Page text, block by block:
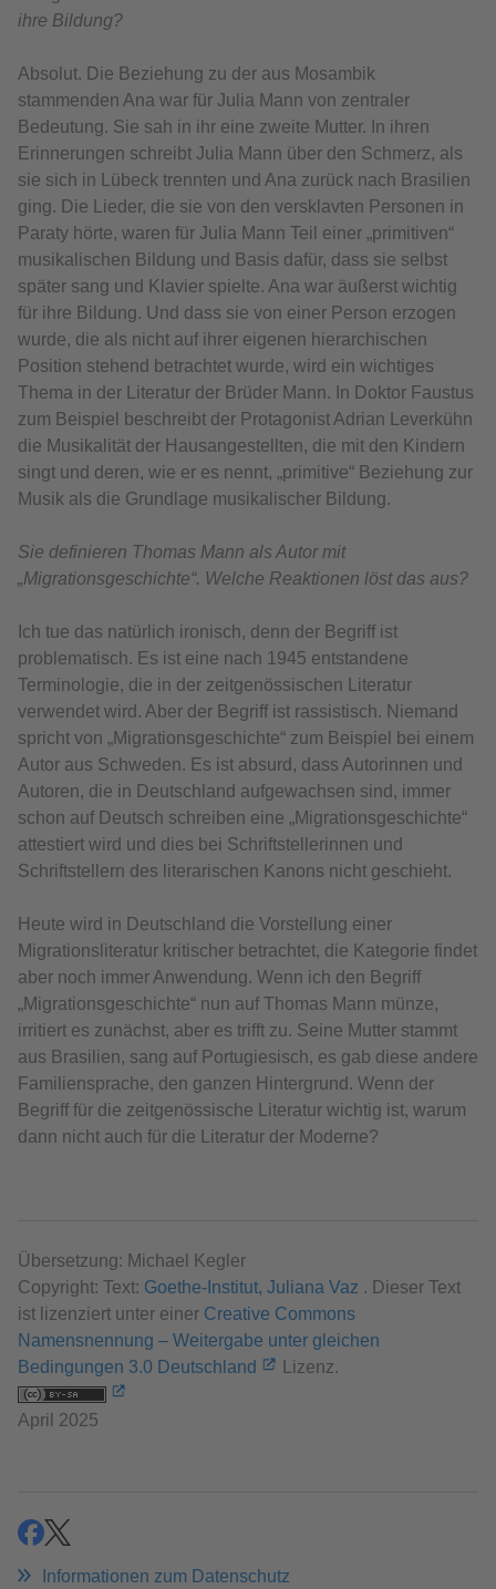
ihre Bildung?
Absolut. Die Beziehung zu der aus Mosambik
stammenden Ana war für Julia Mann von zentraler
Bedeutung. Sie sah in ihr eine zweite Mutter. In ihren
Erinnerungen schreibt Julia Mann über den Schmerz, als
sie sich in Lübeck trennten und Ana zurück nach Brasilien
ging. Die Lieder, die sie von den versklavten Personen in
Paraty hörte, waren für Julia Mann Teil einer „primitiven“
musikalischen Bildung und Basis dafür, dass sie selbst
später sang und Klavier spielte. Ana war äußerst wichtig
für ihre Bildung. Und dass sie von einer Person erzogen
wurde, die als nicht auf ihrer eigenen hierarchischen
Position stehend betrachtet wurde, wird ein wichtiges
Thema in der Literatur der Brüder Mann. In Doktor Faustus
zum Beispiel beschreibt der Protagonist Adrian Leverkühn
die Musikalität der Hausangestellten, die mit den Kindern
singt und deren, wie er es nennt, „primitive“ Beziehung zur
Musik als die Grundlage musikalischer Bildung.
Sie definieren Thomas Mann als Autor mit
„Migrationsgeschichte“. Welche Reaktionen löst das aus?
Ich tue das natürlich ironisch, denn der Begriff ist
problematisch. Es ist eine nach 1945 entstandene
Terminologie, die in der zeitgenössischen Literatur
verwendet wird. Aber der Begriff ist rassistisch. Niemand
spricht von „Migrationsgeschichte“ zum Beispiel bei einem
Autor aus Schweden. Es ist absurd, dass Autorinnen und
Autoren, die in Deutschland aufgewachsen sind, immer
schon auf Deutsch schreiben eine „Migrationsgeschichte“
attestiert wird und dies bei Schriftstellerinnen und
Schriftstellern des literarischen Kanons nicht geschieht.
Heute wird in Deutschland die Vorstellung einer
Migrationsliteratur kritischer betrachtet, die Kategorie findet
aber noch immer Anwendung. Wenn ich den Begriff
„Migrationsgeschichte“ nun auf Thomas Mann münze,
irritiert es zunächst, aber es trifft zu. Seine Mutter stammt
aus Brasilien, sang auf Portugiesisch, es gab diese andere
Familiensprache, den ganzen Hintergrund. Wenn der
Begriff für die zeitgenössische Literatur wichtig ist, warum
dann nicht auch für die Literatur der Moderne?
Übersetzung: Michael Kegler
Copyright: Text: Goethe-Institut, Juliana Vaz . Dieser Text
ist lizenziert unter einer Creative Commons
Namensnennung – Weitergabe unter gleichen
Bedingungen 3.0 Deutschland
Lizenz.
April 2025
teilenteilen
Informationen zum Datenschutz